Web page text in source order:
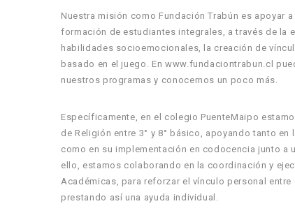
Nuestra misión como Fundación Trabún es apoyar
formación de estudiantes integrales, a través de la
habilidades socioemocionales, la creación de
basado en el juego. En www.fundaciontrabun.cl
nuestros programas y conocernos un poco más.
Específicamente, en el colegio PuenteMaipo
de Religión entre 3° y 8° básico, apoyando tanto
como en su implementación en codocencia junto a
ello, estamos colaborando en la coordinación y
Académicas, para reforzar el vínculo personal
prestando así una ayuda individual.